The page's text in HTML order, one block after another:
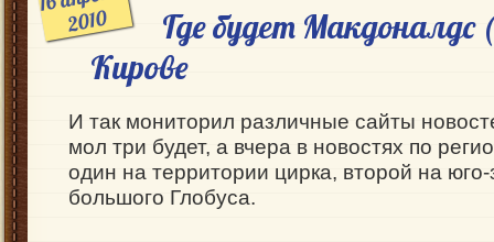
2010
Где будет Макдоналдс
Кирове
И так мониторил различные сайты
мол три будет, а вчера в новостях по
один на территории цирка, второй на
большого Глобуса.